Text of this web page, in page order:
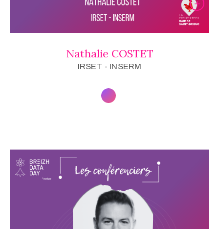
Nathalie COSTET
IRSET - INSERM